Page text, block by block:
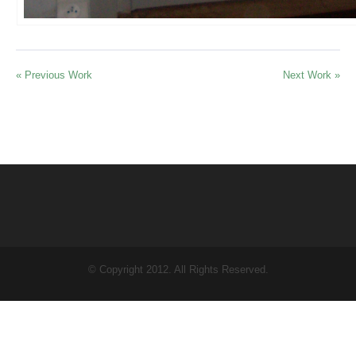
« Previous Work Next Work »
© Copyright 2012. All Rights Reserved.